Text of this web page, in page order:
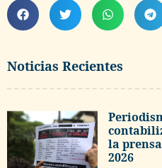
Noticias Recientes
la
2026